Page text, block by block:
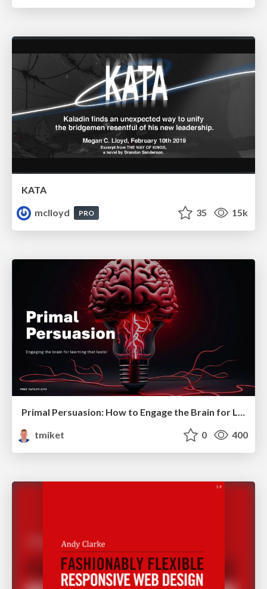
KATA
mclloyd
PRO 35 15k
Primal Persuasion: How to Engage the Brain for Learning That Lasts
tmiket
0 400